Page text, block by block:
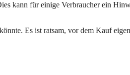
kann für einige Verbraucher ein
Es ist ratsam, vor dem Kauf